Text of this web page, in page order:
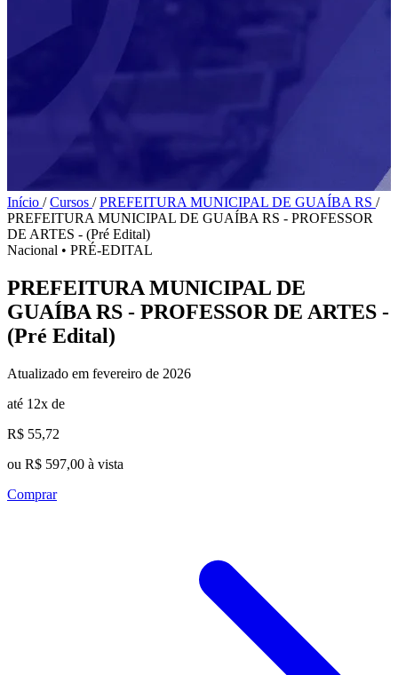
Início / Cursos / PREFEITURA MUNICIPAL DE GUAÍBA RS /
PREFEITURA MUNICIPAL DE GUAÍBA RS - PROFESSOR
DE ARTES - (Pré Edital)
Nacional • PRÉ-EDITAL
PREFEITURA MUNICIPAL DE
GUAÍBA RS - PROFESSOR DE ARTES -
(Pré Edital)
Atualizado em fevereiro de 2026
até 12x de
R$ 55,72
ou R$ 597,00 à vista
Comprar